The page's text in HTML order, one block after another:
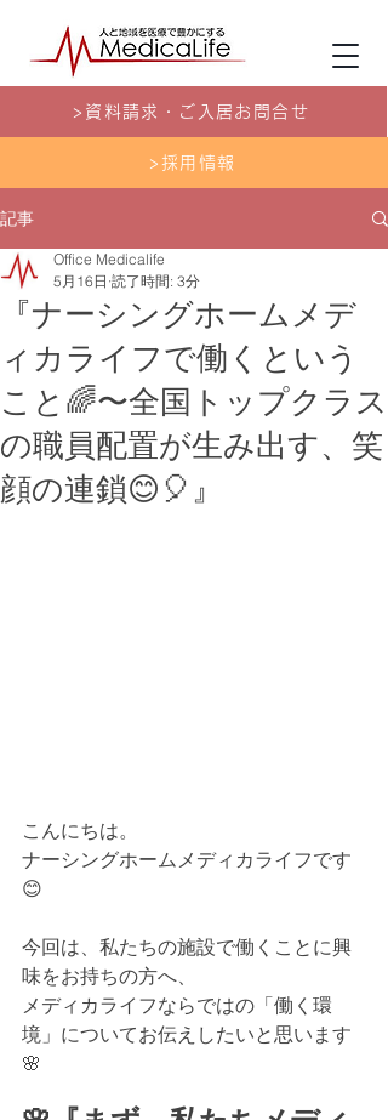
>資料請求・ご入居お問合せ
>採用情報
記事
『ナーシングホームメデ
ィカライフで働くという
こと🌈〜全国トップクラス
の職員配置が生み出す、笑
顔の連鎖😊🎈』
Office Medicalife
5月16日 読了時間: 3分
こんにちは。
ナーシングホームメディカライフです
😊
今回は、私たちの施設で働くことに興
味をお持ちの方へ、
メディカライフならではの「働く環
境」についてお伝えしたいと思います
🌸